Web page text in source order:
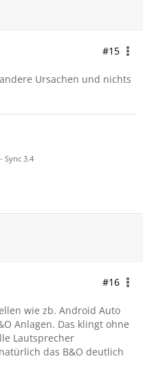
#15
Ursachen und nichts
Sync 3.4
#16
wie zb. Android Auto
Anlagen. Das klingt ohne
Lautsprecher
das B&O deutlich